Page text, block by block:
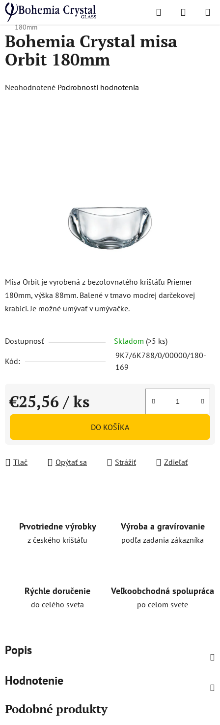
Prejsť
na
obsah
Hľadať
KOŠÍK
Domov
/ Obľúbené kolekcie / Orbit
Bohemia Crystal misa Orbit
180mm
Misa Orbit je vyrobená z bezolovnatého krištáľu Priemer
180mm, výška 88mm. Balené v tmavo modrej darčekovej
krabici. Je možné umývať v umývačke.
Dostupnosť Skladom (>5 ks)
Kód:
9K7/6K788/0/00000/180-
169
€25,56 / ks
Jednotková cena:
DO KOŠÍKA
Tlač Opýtať sa Strážiť Zdieľať
Bohemia Crystal misa
Orbit 180mm
Priemerné
Neohodnotené Podrobnosti hodnotenia
Prvotriedne výrobky
z českého krištáľu
Výroba a gravírovanie
podľa zadania zákazníka
Rýchle doručenie
do celého sveta
Veľkoobchodná spolupráca
po celom svete
Popis
Hodnotenie
Podobné produkty